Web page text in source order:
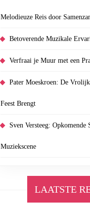
Melodieuze Reis door
Betoverende Muzikale
Verfraai je Muur met een
Pater Moeskroen: De
Feest Brengt
Sven Versteeg: Opkomende
Muziekscene
LAATSTE